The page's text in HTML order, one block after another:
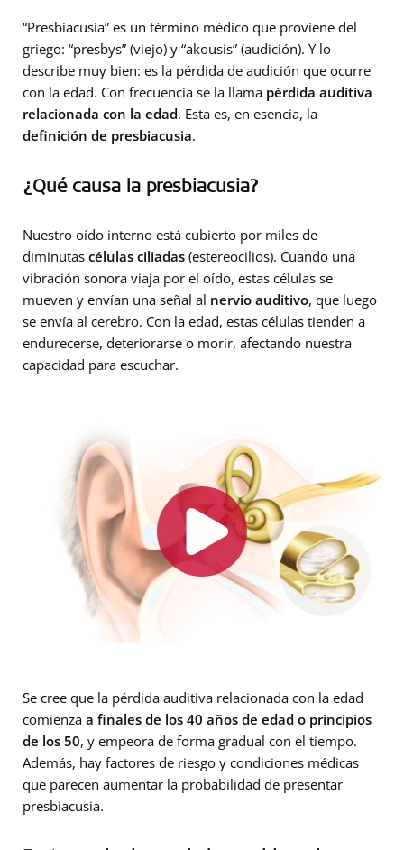
“Presbiacusia” es un término médico que proviene del
griego: “presbys” (viejo) y “akousis” (audición). Y lo
describe muy bien: es la pérdida de audición que ocurre
con la edad. Con frecuencia se la llama pérdida auditiva
relacionada con la edad. Esta es, en esencia, la
definición de presbiacusia.
¿Qué causa la presbiacusia?
Nuestro oído interno está cubierto por miles de
diminutas células ciliadas (estereocilios). Cuando una
vibración sonora viaja por el oído, estas células se
mueven y envían una señal al nervio auditivo, que luego
se envía al cerebro. Con la edad, estas células tienden a
endurecerse, deteriorarse o morir, afectando nuestra
capacidad para escuchar.
Se cree que la pérdida auditiva relacionada con la edad
comienza a finales de los 40 años de edad o principios
de los 50, y empeora de forma gradual con el tiempo.
Además, hay factores de riesgo y condiciones médicas
que parecen aumentar la probabilidad de presentar
presbiacusia.